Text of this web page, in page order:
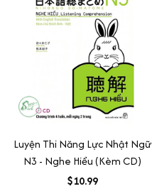
Luyện Thi Năng Lực Nhật Ngữ
N3 - Nghe Hiểu (Kèm CD)
$10.99